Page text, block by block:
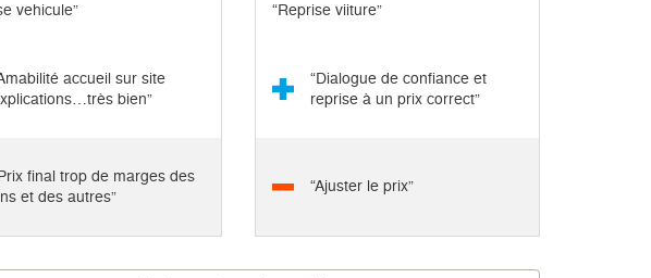
vehicule”
accueil sur site
bien”
final trop de marges des
et des autres”
“Reprise viiture”
“Dialogue de confiance et
reprise à un prix correct”
“Ajuster le prix”